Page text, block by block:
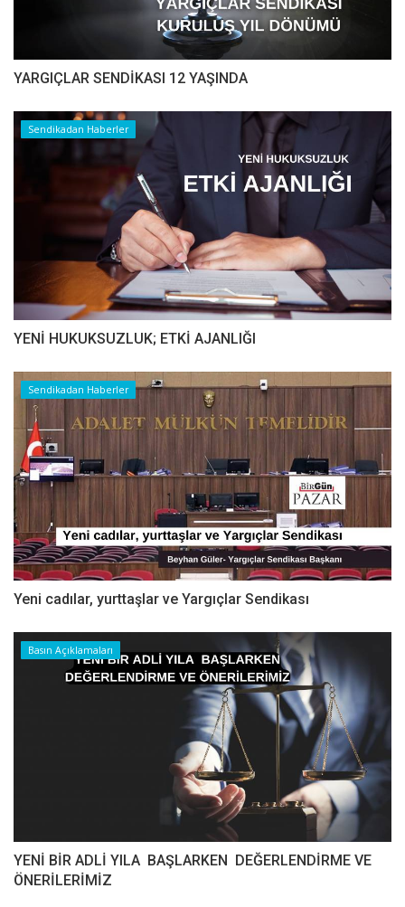
YARGIÇLAR SENDİKASI 12 YAŞINDA
Sendikadan Haberler
YENİ HUKUKSUZLUK; ETKİ AJANLIĞI
Sendikadan Haberler
Yeni cadılar, yurttaşlar ve Yargıçlar Sendikası
Basın Açıklamaları
YENİ BİR ADLİ YILA BAŞLARKEN DEĞERLENDİRME VE
ÖNERİLERİMİZ